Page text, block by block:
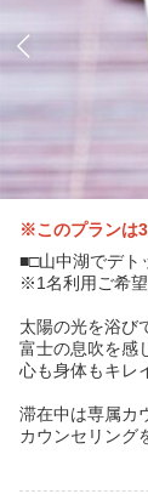
※このプランは3
■□山中湖でデト
※1名利用ご希
太陽の光を浴び
富士の息吹を感
心も身体もキレ
滞在中は専属カ
カウンセリング